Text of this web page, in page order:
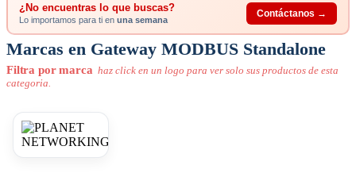
¿No encuentras lo que buscas?
Lo importamos para ti en una semana
Contáctanos →
Marcas en Gateway MODBUS Standalone
Filtra por marca haz click en un logo para ver solo sus productos de esta
categoria.